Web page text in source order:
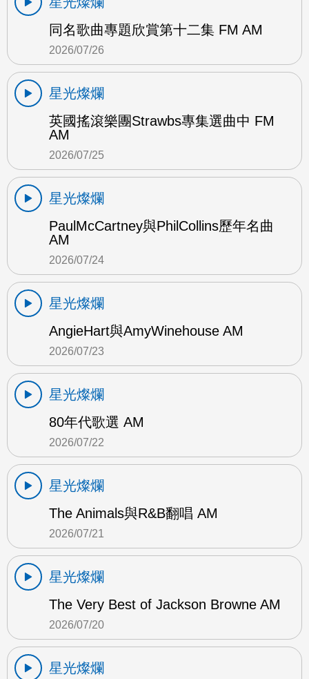
同名歌曲專題欣賞第十二集 FM AM
2026/07/26
星光燦爛
英國搖滾樂團Strawbs專集選曲中 FM
AM
2026/07/25
星光燦爛
PaulMcCartney與PhilCollins歷年名曲
AM
2026/07/24
星光燦爛
AngieHart與AmyWinehouse AM
2026/07/23
星光燦爛
80年代歌選 AM
2026/07/22
星光燦爛
The Animals與R&B翻唱 AM
2026/07/21
星光燦爛
The Very Best of Jackson Browne AM
2026/07/20
星光燦爛